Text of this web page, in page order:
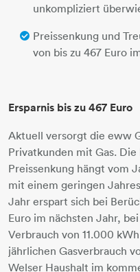
unkompliziert
Preissenkung und
von bis zu 467 Euro
Ersparnis bis zu 467 Euro
Aktuell versorgt die eww
Privatkunden mit Gas.
Preissenkung hängt vom
mit einem geringen
Jahr erspart sich bei
Euro im nächsten Jahr,
Verbrauch von 11.000
jährlichen Gasverbrauch
Welser Haushalt im